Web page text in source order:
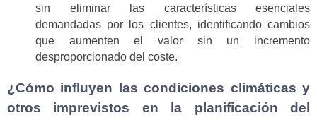
sin eliminar las características esenciales
demandadas por los clientes, identificando cambios
que aumenten el valor sin un incremento
desproporcionado del coste.
¿Cómo influyen las condiciones climáticas y
otros imprevistos en la planificación del